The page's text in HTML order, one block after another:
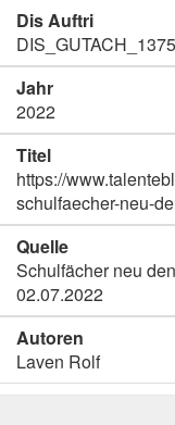
Dis Auftri
Jahr
2022
Titel
https://
schulfaecher-neu-
Quelle
Schulfächer neu
02.07.2022
Autoren
Laven Rolf